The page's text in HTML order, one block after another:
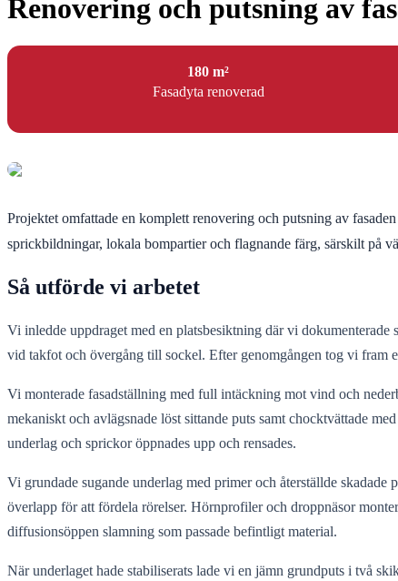
Renovering och putsning av
180 m²
Fasadyta renoverad
Projektet omfattade en komplett renovering och putsning av
sprickbildningar, lokala bompartier och flagnande färg, särskilt på
Så utförde vi arbetet
Vi inledde uppdraget med en platsbesiktning där vi
vid takfot och övergång till sockel. Efter genomgången tog vi fram
Vi monterade fasadställning med full intäckning mot vind och
mekaniskt och avlägsnade löst sittande puts samt chocktvättade
underlag och sprickor öppnades upp och rensades.
Vi grundade sugande underlag med primer och återställde
överlapp för att fördela rörelser. Hörnprofiler och droppnäsor
diffusionsöppen slamning som passade befintligt material.
När underlaget hade stabiliserats lade vi en jämn grundputs i två